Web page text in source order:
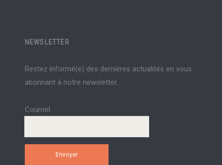
NEWSLETTER
Restez informé(e) des dernières actualités en vous
abonnant à notre newsletter.
Courriel